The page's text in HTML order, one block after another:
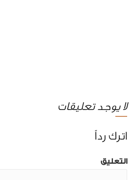
لا يوجد تعليقات
اترك رداً
التعليق